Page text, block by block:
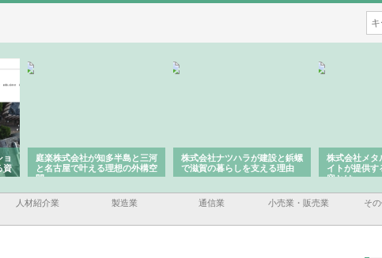
と三河
外構空
株式会社ナツハラが建設と鋲螺
で滋賀の暮らしを支える理由
株式会社メタルエースの企業サ
イトが提供する充実した情報内
容とは
株式会
みを徹
人材紹介業 製造業 通信業 小売業・販売業 そ